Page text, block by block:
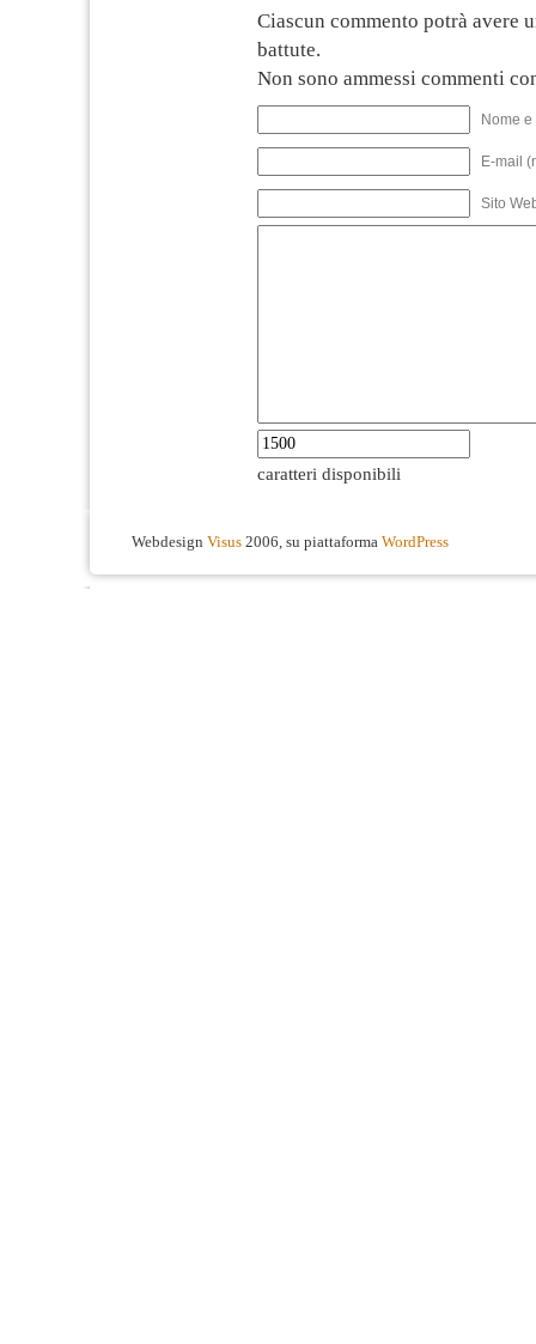
Ciascun commento potrà avere
battute.
Non sono ammessi commenti
Nome
E-mail
Sito
caratteri disponibili
Webdesign Visus 2006, su piattaforma WordPress